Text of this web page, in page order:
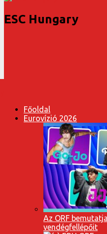
ESC Hungary
Főoldal
Eurovízió 2026
Az ORF
vendégfellépőit